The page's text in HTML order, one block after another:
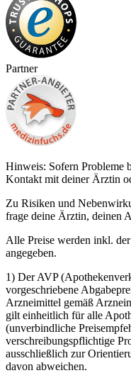
Partner
Hinweis: Sofern Probleme
Kontakt mit deiner Ärztin
Zu Risiken und
frage deine Ärztin, deinen
Alle Preise werden inkl.
angegeben.
1) Der AVP
vorgeschriebene
Arzneimittel gemäß
gilt einheitlich für alle
(unverbindliche
verschreibungspflichtige
ausschließlich zur
davon abweichen.